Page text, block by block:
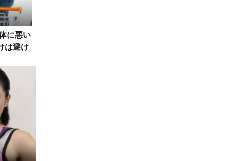
に悪い
は避け